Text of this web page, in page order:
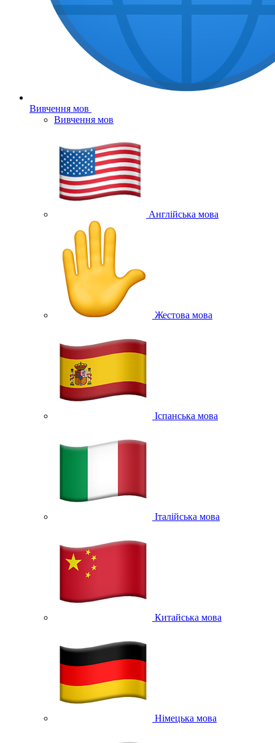
Вивчення мов
Вивчення мов
Англійська мова
Жестова мова
Іспанська мова
Італійська мова
Китайська мова
Німецька мова